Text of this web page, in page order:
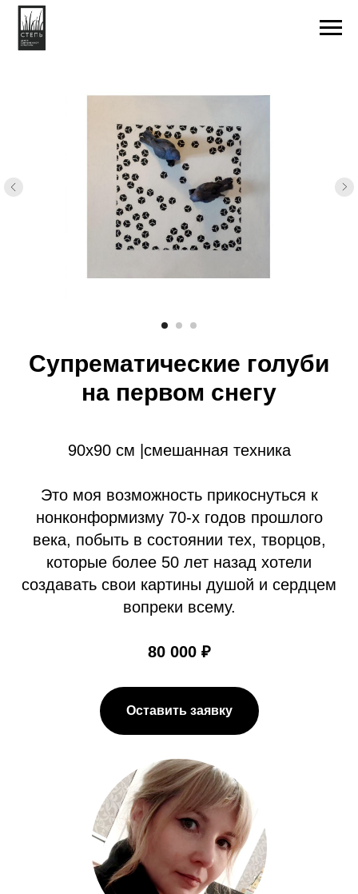
Супрематические голуби
на первом снегу
90х90 см |смешанная техника
Это моя возможность прикоснуться к
нонконформизму 70-х годов прошлого
века, побыть в состоянии тех, творцов,
которые более 50 лет назад хотели
создавать свои картины душой и сердцем
вопреки всему.
80 000 ₽
Оставить заявку